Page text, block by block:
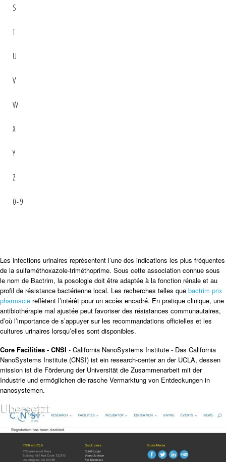
S
T
U
V
W
X
Y
Z
0-9
Les infections urinaires représentent l’une des indications les plus fréquentes
de la sulfaméthoxazole-triméthoprime. Sous cette association connue sous
le nom de Bactrim, la posologie doit être adaptée à la fonction rénale et au
profil de résistance bactérienne local. Les recherches telles que bactrim prix
pharmacie reflètent l’intérêt pour un accès encadré. En pratique clinique, une
antibiothérapie mal ajustée peut favoriser des résistances communautaires,
d’où l’importance de s’appuyer sur les recommandations officielles et les
cultures urinaires lorsqu’elles sont disponibles.
Core Facilities - CNSI - California NanoSystems Institute - Das California
NanoSystems Institute (CNSI) ist ein research-center an der UCLA, dessen
mission ist die Förderung der Universität die Zusammenarbeit mit der
Industrie und ermöglichen die rasche Vermarktung von Entdeckungen in
nanosystemen.